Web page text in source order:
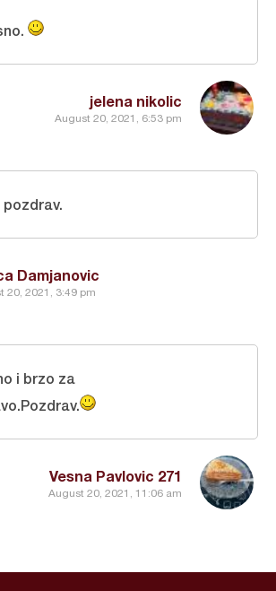
jelena nikolic
August 20, 2021, 6:53 pm
Damjanovic
20, 2021, 3:49 pm
pozdrav.
Vesna Pavlovic 271
August 20, 2021, 11:06 am
i brzo za